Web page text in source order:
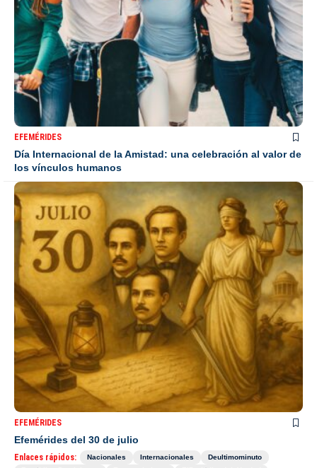
EFEMÉRIDES
Día Internacional de la Amistad: una celebración al valor de
los vínculos humanos
EFEMÉRIDES
Efemérides del 30 de julio
Enlaces rápidos: Nacionales Internacionales
Deultimominuto